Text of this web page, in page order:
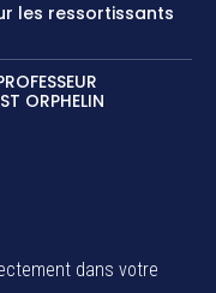
les ressortissants
ORPHELIN
dans votre